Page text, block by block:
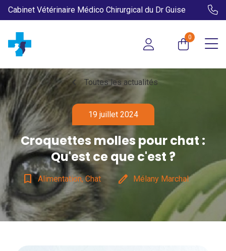
Cabinet Vétérinaire Médico Chirurgical du Dr Guise
0
chevron_left Toutes les actualités
19 juillet 2024
Croquettes molles pour chat :
Qu'est ce que c'est ?
bookmark_border Alimentation, Chat edit Mélany Marchal